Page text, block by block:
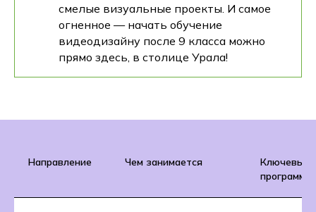
смелые визуальные проекты. И самое
огненное — начать обучение
видеодизайну после 9 класса можно
прямо здесь, в столице Урала!
Направление Чем занимается
Ключевые
программы